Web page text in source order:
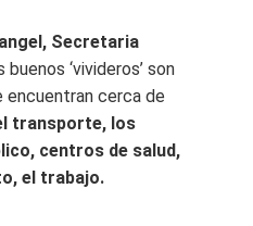
Secretaria
buenos ‘vivideros’ son
cerca de
transporte, los
centros de salud,
el trabajo.